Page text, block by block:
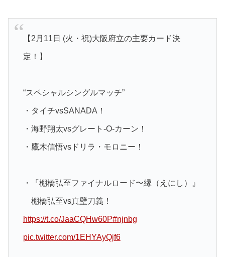
【2月11日 (火・祝)大阪府立の主要カード決
定！】
“スペシャルシングルマッチ”
・タイチvsSANADA！
・海野翔太vsグレート-O-カーン！
・鷹木信悟vsドリラ・モロニー！
・『棚橋弘至ファイナルロード〜縁（えにし）』
棚橋弘至vs真壁刀義！
https://t.co/JaaCQHw60P#njnbg
pic.twitter.com/1EHYAyQjf6